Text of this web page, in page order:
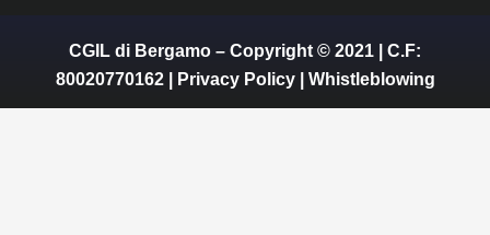
CGIL di Bergamo – Copyright © 2021 | C.F:
80020770162 |
Privacy Policy| Whistleblowing